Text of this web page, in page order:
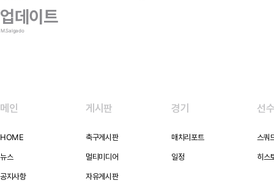
업데이트
M.Salgado
메인
HOME
뉴스
공지사항
게시판
축구게시판
멀티미디어
자유게시판
경기
매치리포트
일정
선
스쿼
히스